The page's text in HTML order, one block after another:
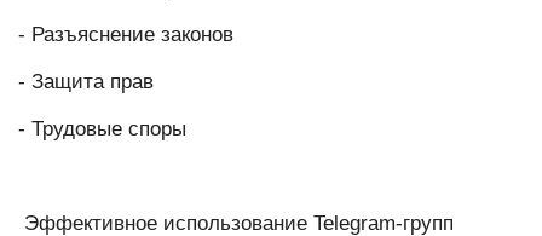
- Разъяснение законов
- Защита прав
- Трудовые споры
Эффективное использование Telegram-групп